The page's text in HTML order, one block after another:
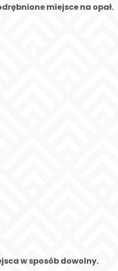
miejsce na opał.
w sposób dowolny.